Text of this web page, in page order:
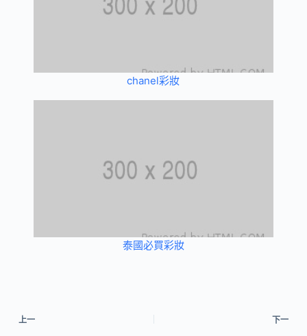
chanel彩妝
泰國必買彩妝
上一 下一